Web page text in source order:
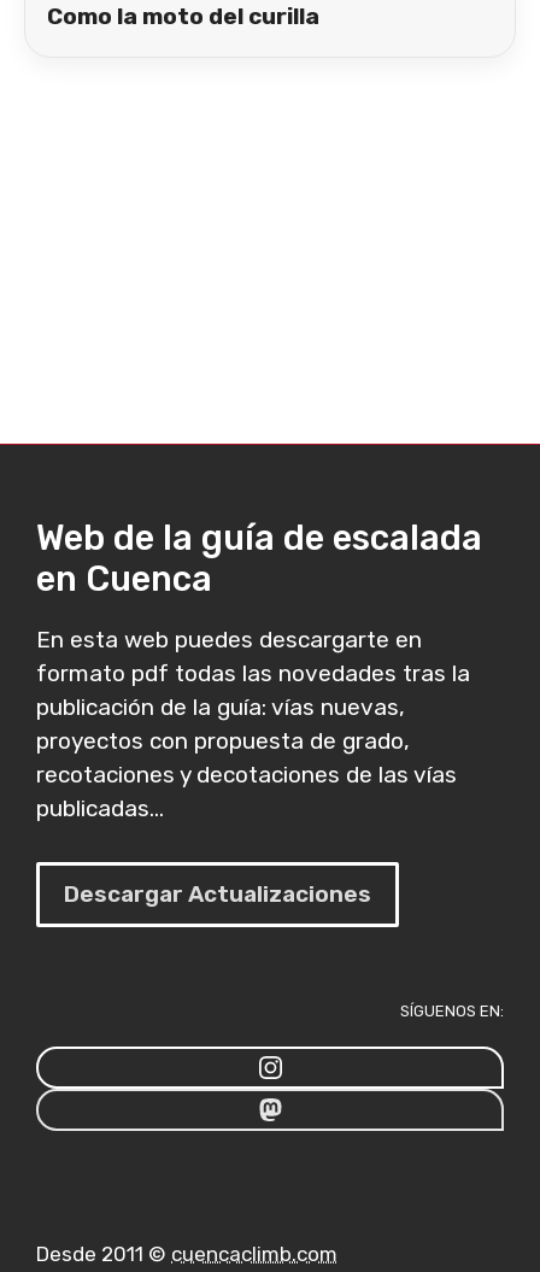
Como la moto del curilla
Web de la guía de escalada
en Cuenca
En esta web puedes descargarte en
formato pdf todas las novedades tras la
publicación de la guía: vías nuevas,
proyectos con propuesta de grado,
recotaciones y decotaciones de las vías
publicadas...
Descargar Actualizaciones
SÍGUENOS EN:
Desde 2011 © cuencaclimb.com